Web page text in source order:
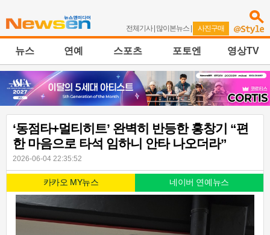
전체기사| 많이본뉴스 | 사진구매
뉴스 연예 스포츠 포토엔 영상TV
‘동점타+멀티히트’ 완벽히 반등한 홍창기 “편
한 마음으로 타석 임하니 안타 나오더라”
2026-06-04 22:35:52
카카오 MY뉴스 네이버 연예뉴스